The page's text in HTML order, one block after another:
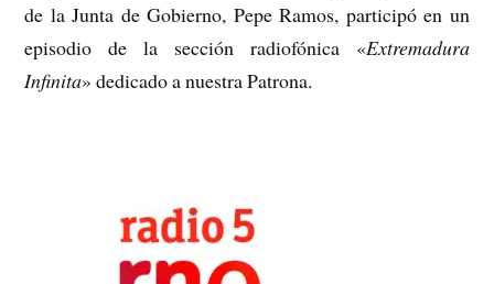
de la Junta de Gobierno, Pepe Ramos, participó en un
episodio de la sección radiofónica «Extremadura
Infinita» dedicado a nuestra Patrona.